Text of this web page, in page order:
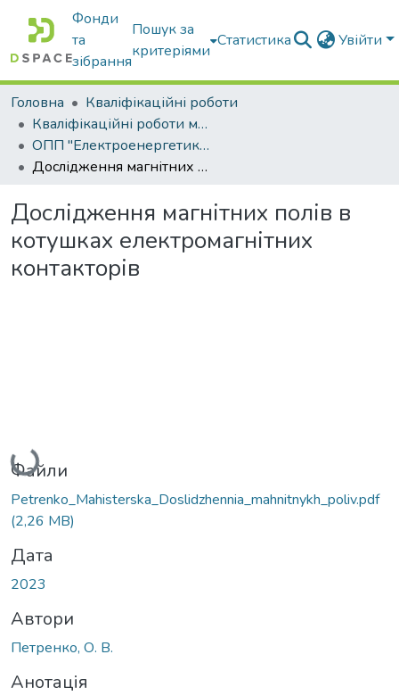
Фонди
та
зібрання
Пошук за
критеріями
Статистика Увійти
Головна
Кваліфікаційні роботи
Кваліфікаційні роботи магістрів
ОПП "Електроенергетика, електротехніка та електромеханіка"
Дослідження магнітних полів в котушках електромагнітних контакторів
Дослідження магнітних полів в
котушках електромагнітних
контакторів
Вантажиться...
Файли
Petrenko_Mahisterska_Doslidzhennia_mahnitnykh_poliv.pdf
(2,26 MB)
Дата
2023
Автори
Петренко, О. В.
Анотація